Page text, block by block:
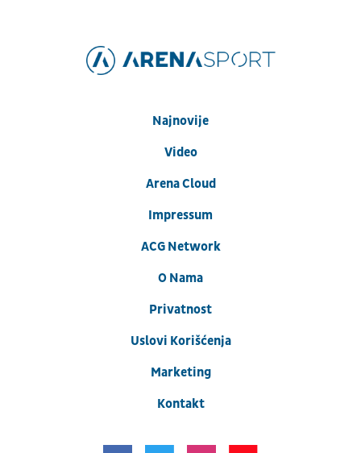
Najnovije
Video
Arena Cloud
Impressum
ACG Network
O Nama
Privatnost
Uslovi Korišćenja
Marketing
Kontakt